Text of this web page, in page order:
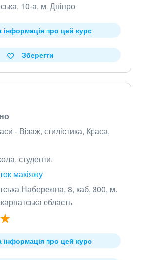
10-а, м. Дніпро
інформація про цей курс
Зберегти
- Візаж, стилістика, Краса,
студенти.
макіяжу
Набережна, 8, каб. 300, м.
область
інформація про цей курс